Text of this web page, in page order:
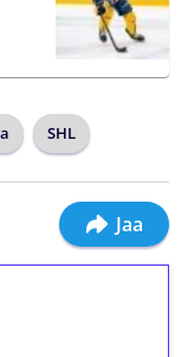
SHL
Jaa